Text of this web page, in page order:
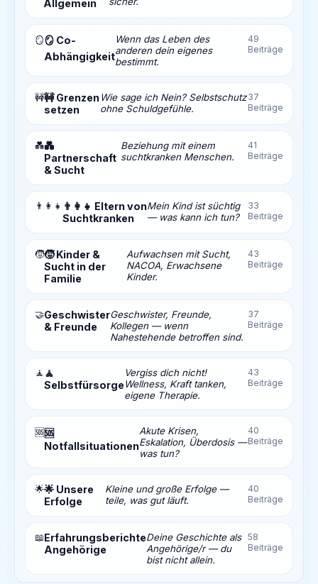
Allgemein
🪞🪞 Co-
Abhängigkeit
Wenn das Leben des
anderen dein eigenes
bestimmt.
49
Beiträge
🚧🚧 Grenzen
setzen
Wie sage ich Nein? Selbstschutz
ohne Schuldgefühle.
37
Beiträge
💑💑
Partnerschaft
& Sucht
Beziehung mit einem
suchtkranken Menschen.
41
Beiträge
👨‍👩‍👧 👨‍👩‍👧 Eltern von
Suchtkranken
Mein Kind ist süchtig
— was kann ich tun?
33
Beiträge
🧒🧒 Kinder &
Sucht in der
Familie
Aufwachsen mit Sucht,
NACOA, Erwachsene
Kinder.
43
Beiträge
🤝Geschwister
& Freunde
Geschwister, Freunde,
Kollegen — wenn
Nahestehende betroffen sind.
37
Beiträge
🧘 🧘
Selbstfürsorge
Vergiss dich nicht!
Wellness, Kraft tanken,
eigene Therapie.
43
Beiträge
🆘🆘
Notfallsituationen
Akute Krisen,
Eskalation, Überdosis —
was tun?
40
Beiträge
🌟🌟 Unsere
Erfolge
Kleine und große Erfolge —
teile, was gut läuft.
40
Beiträge
📖Erfahrungsberichte
Angehörige
Deine Geschichte als
Angehörige/r — du
bist nicht allein.
58
Beiträge